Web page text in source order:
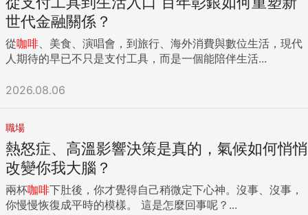
世代金融關係？
從咖啡 、美食、演唱會，到旅行、海外消費與數位生活，現代
人期待的早已不只是支付工具，而是一個能陪伴生活...
2026.08.06
職場
熱怒症、高溫影響決策是真的，氣候如何悄悄
改變你我大腦？
兩杯咖啡下肚後，你才覺得自己稍微定下心神。沒事、沒事，
你慢慢恢復成平時的模樣。 這是怎麼回事呢？...